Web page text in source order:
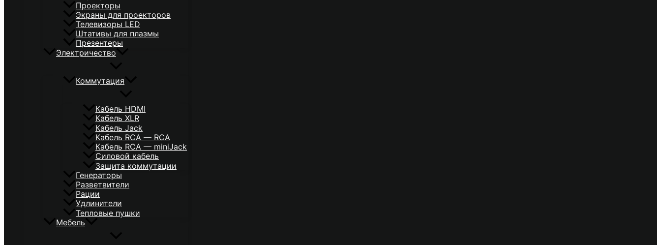
Проекторы
Экраны для проекторов
Телевизоры LED
Штативы для плазмы
Презентеры
Электричество
Коммутация
Кабель HDMI
Кабель XLR
Кабель Jack
Кабель RCA — RCA
Кабель RCA — miniJack
Силовой кабель
Защита коммутации
Генераторы
Разветвители
Рации
Удлинители
Тепловые пушки
Мебель